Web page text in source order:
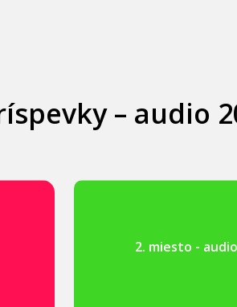
– audio
2. miesto -